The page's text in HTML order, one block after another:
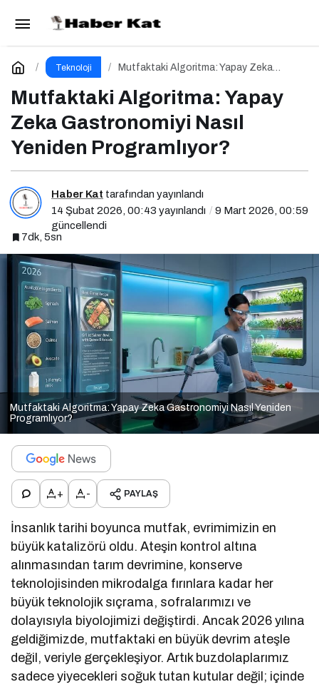
Teknoloji
Mutfaktaki Algoritma: Yapay Zeka
Programlıyor?
Mutfaktaki Algoritma: Yapay
Zeka Gastronomiyi Nasıl
Yeniden Programlıyor?
Haber Kat tarafından yayınlandı
14 Şubat 2026, 00:43 yayınlandı
9 Mart 2026, 00:59
güncellendi
7dk, 5sn
Mutfaktaki Algoritma: Yapay Zeka Gastronomiyi Nasıl Yeniden
Programlıyor?
+ - PAYLAŞ
İnsanlık tarihi boyunca mutfak, evrimimizin en
büyük katalizörü oldu. Ateşin kontrol altına
alınmasından tarım devrimine, konserve
teknolojisinden mikrodalga fırınlara kadar her
büyük teknolojik sıçrama, sofralarımızı ve
dolayısıyla biyolojimizi değiştirdi. Ancak 2026 yılına
geldiğimizde, mutfaktaki en büyük devrim ateşle
değil, veriyle gerçekleşiyor. Artık buzdolaplarımız
sadece yiyecekleri soğuk tutan kutular değil; içinde
İçerik Kıyametinden Çıkış
Yorum Yap